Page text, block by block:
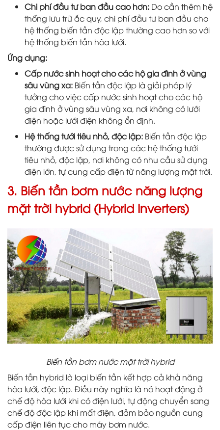
Chi phí đầu tư ban đầu cao hơn: Do cần thêm hệ
thống lưu trữ ắc quy, chi phí đầu tư ban đầu cho
hệ thống biến tần độc lập thường cao hơn so với
hệ thống biến tần hòa lưới.
Ứng dụng:
Cấp nước sinh hoạt cho các hộ gia đình ở vùng
sâu vùng xa: Biến tần độc lập là giải pháp lý
tưởng cho việc cấp nước sinh hoạt cho các hộ
gia đình ở vùng sâu vùng xa, nơi không có lưới
điện hoặc lưới điện không ổn định.
Hệ thống tưới tiêu nhỏ, độc lập: Biến tần độc lập
thường được sử dụng trong các hệ thống tưới
tiêu nhỏ, độc lập, nơi không có nhu cầu sử dụng
điện lớn, tự cung cấp điện từ năng lượng mặt trời.
3. Biến tần bơm nước năng lượng
mặt trời hybrid (Hybrid Inverters)
Biến tần bơm nước mặt trời hybrid
Biến tần hybrid là loại biến tần kết hợp cả khả năng
hòa lưới, độc lập. Điều này nghĩa là nó hoạt động ở
chế độ hòa lưới khi có điện lưới, tự động chuyển sang
chế độ độc lập khi mất điện, đảm bảo nguồn cung
cấp điện liên tục cho máy bơm nước.